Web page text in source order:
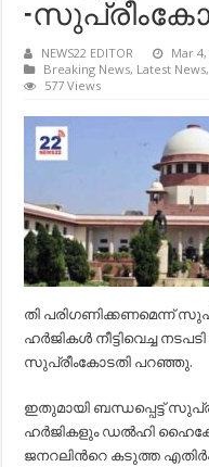
-
NEWS22 EDITOR
Mar
Breaking News, Latest News,
577 Views
തി പരിഗണിക്കണമെന്ന്​
ഹര്‍ജികള്‍ നീട്ടിവെച്ച
സുപ്രീംകോടതി പറഞ്ഞു.
ഇതുമായി ബന്ധപ്പെട്ട്​
ഹര്‍ജികളും ഡല്‍ഹി
ജനറലിന്‍റെ കടുത്ത